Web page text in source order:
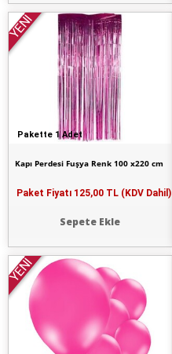
Pakette 1 Adet
YENİ
Kapı Perdesi Fuşya Renk 100 x220 cm
Paket Fiyatı 125,00 TL (KDV Dahil)
Sepete Ekle
YENİ